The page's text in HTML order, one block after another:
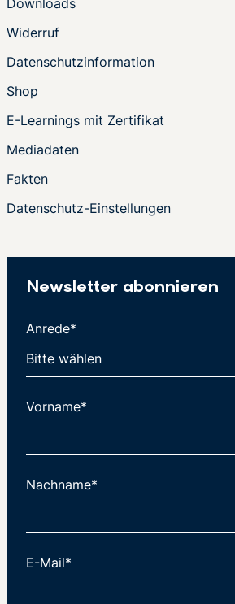
Downloads
Widerruf
Datenschutzinformation
Shop
E-Learnings mit Zertifikat
Mediadaten
Fakten
Datenschutz-Einstellungen
Newsletter abonnieren
Anrede*
Vorname*
Nachname*
E-Mail*